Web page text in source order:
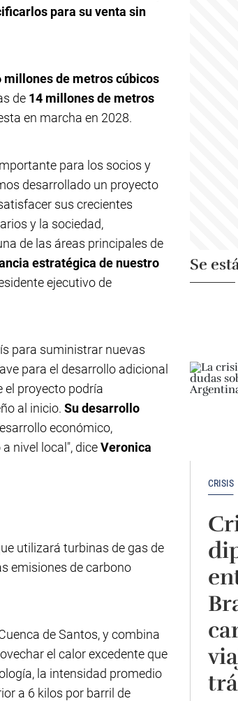
para su venta sin
millones de metros cúbicos
de 14 millones de metros
en marcha en 2028.
para los socios y
desarrollado un proyecto
sus crecientes
y la sociedad,
de las áreas principales de
estratégica de nuestro
ejecutivo de
para suministrar nuevas
para el desarrollo adicional
el proyecto podría
al inicio. Su desarrollo
económico,
nivel local", diceVeronica
utilizará turbinas de gas de
emisiones de carbono
de Santos, y combina
el calor excedente que
la intensidad promedio
a 6 kilos por barril de
Se
CRISIS